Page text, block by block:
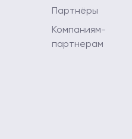
Партнёры
Компаниям-
партнерам